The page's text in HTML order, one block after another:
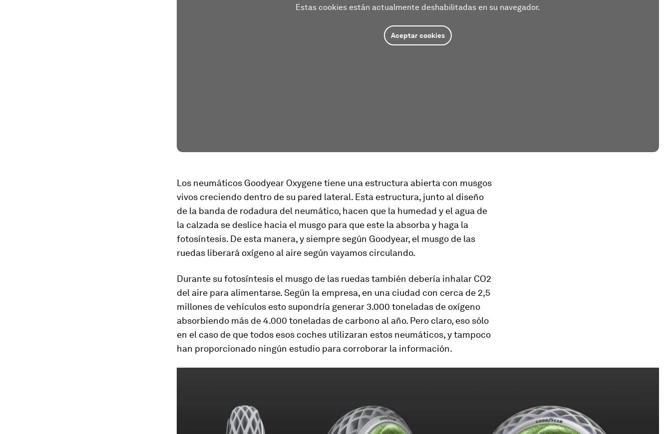
Estas cookies están actualmente deshabilitadas en su navegador.
Aceptar cookies
Los neumáticos Goodyear Oxygene tiene una estructura abierta con musgos
vivos creciendo dentro de su pared lateral. Esta estructura, junto al diseño
de la banda de rodadura del neumático, hacen que la humedad y el agua de
la calzada se deslice hacia el musgo para que este la absorba y haga la
fotosíntesis. De esta manera, y siempre según Goodyear, el musgo de las
ruedas liberará oxígeno al aire según vayamos circulando.
Durante su fotosíntesis el musgo de las ruedas también debería inhalar CO2
del aire para alimentarse. Según la empresa, en una ciudad con cerca de 2,5
millones de vehículos esto supondría generar 3.000 toneladas de oxígeno
absorbiendo más de 4.000 toneladas de carbono al año. Pero claro, eso sólo
en el caso de que todos esos coches utilizaran estos neumáticos, y tampoco
han proporcionado ningún estudio para corroborar la información.